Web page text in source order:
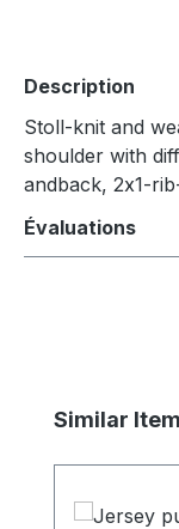
Description
Stoll-knit and
shoulder with
andback, 2x1-
Évaluations
Ignorer la
Similar